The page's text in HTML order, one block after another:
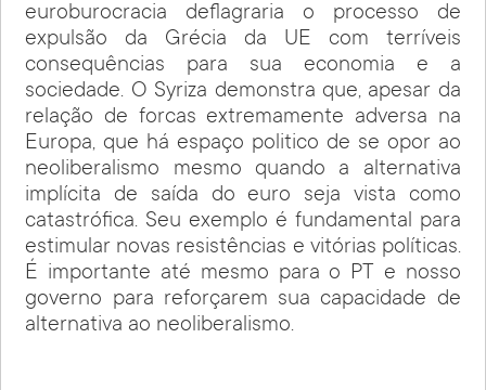
euroburocracia deflagraria o processo de
expulsão da Grécia da UE com terríveis
consequências para sua economia e a
sociedade. O Syriza demonstra que, apesar da
relação de forcas extremamente adversa na
Europa, que há espaço politico de se opor ao
neoliberalismo mesmo quando a alternativa
implícita de saída do euro seja vista como
catastrófica. Seu exemplo é fundamental para
estimular novas resistências e vitórias políticas.
É importante até mesmo para o PT e nosso
governo para reforçarem sua capacidade de
alternativa ao neoliberalismo.